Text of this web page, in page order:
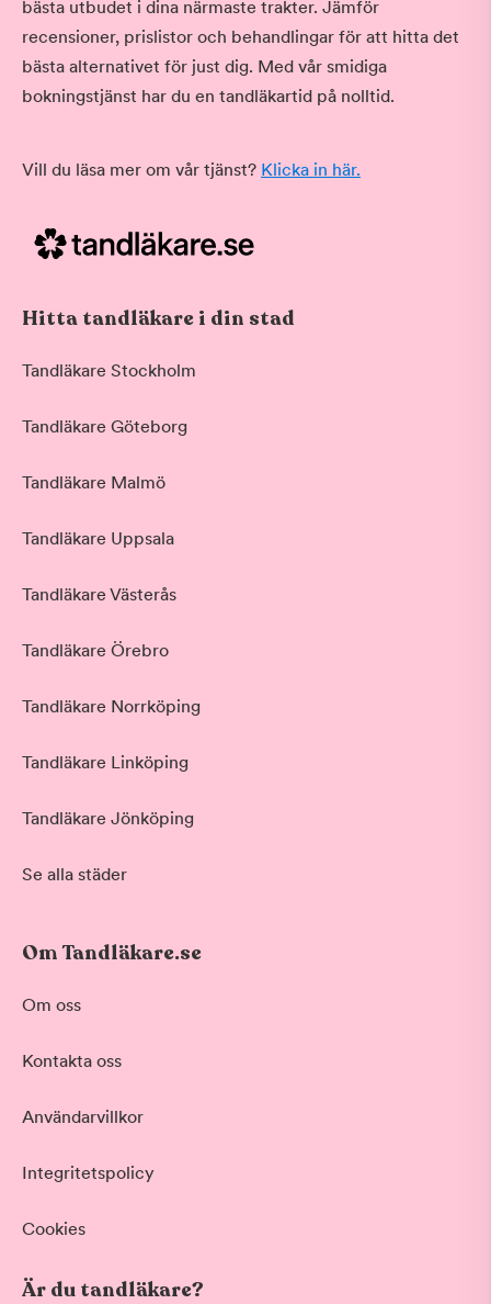
bästa utbudet i dina närmaste trakter. Jämför
recensioner, prislistor och behandlingar för att hitta det
bästa alternativet för just dig. Med vår smidiga
bokningstjänst har du en tandläkartid på nolltid.
Vill du läsa mer om vår tjänst? Klicka in här.
Hitta tandläkare i din stad
Tandläkare Stockholm
Tandläkare Göteborg
Tandläkare Malmö
Tandläkare Uppsala
Tandläkare Västerås
Tandläkare Örebro
Tandläkare Norrköping
Tandläkare Linköping
Tandläkare Jönköping
Se alla städer
Om Tandläkare.se
Om oss
Kontakta oss
Användarvillkor
Integritetspolicy
Cookies
Är du tandläkare?